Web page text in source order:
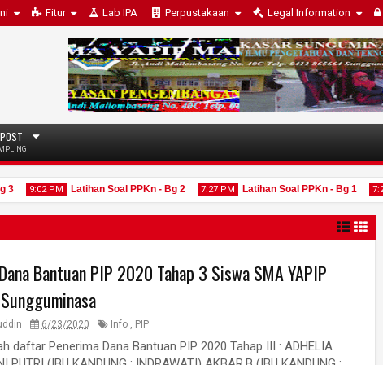
Fitur Lab IPA Perpustakaan Legal Information
9:02 PM
15 Jun
2025
Latihan Soal PPKn - Bg 2 7:27 PM Latihan Soal PPKn - Bg 1 7:20 PM
Bantuan PIP 2020 Tahap 3 Siswa SMA YAPIP
6/23/2020 Info , PIP
daftar Penerima Dana Bantuan PIP 2020 Tahap III : ADHELIA